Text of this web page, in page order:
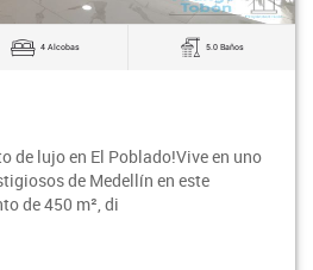
4 Alcobas 5.0 Baños
de lujo en El Poblado!Vive en uno
de Medellín en este
de 450 m², di